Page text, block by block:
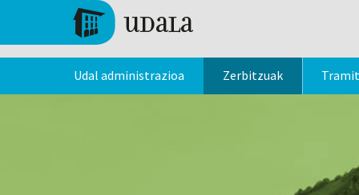
Skip to main content
Udal administrazioa Zerbitzuak